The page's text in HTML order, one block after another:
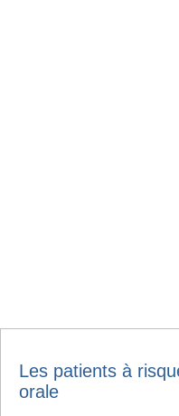
Les patients à
orale